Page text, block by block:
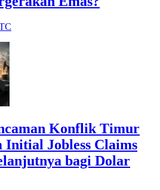
Konflik Timur
Initial Jobless Claims
bagi Dolar